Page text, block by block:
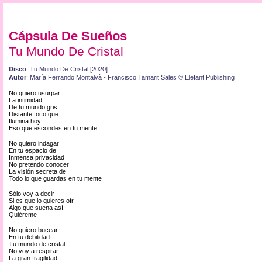
Cápsula De Sueños
Tu Mundo De Cristal
Disco: Tu Mundo De Cristal [2020]
Autor: María Ferrando Montalvà - Francisco Tamarit Sales © Elefant Publishing
No quiero usurpar
La intimidad
De tu mundo gris
Distante foco que
Ilumina hoy
Eso que escondes en tu mente
No quiero indagar
En tu espacio de
Inmensa privacidad
No pretendo conocer
La visión secreta de
Todo lo que guardas en tu mente
Sólo voy a decir
Si es que lo quieres oír
Algo que suena así
Quiéreme
No quiero bucear
En tu debilidad
Tu mundo de cristal
No voy a respirar
La gran fragilidad